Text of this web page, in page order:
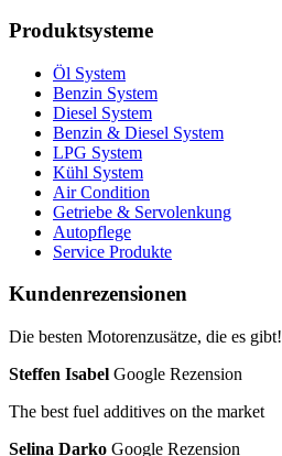
Produktsysteme
Öl System
Benzin System
Diesel System
Benzin & Diesel System
LPG System
Kühl System
Air Condition
Getriebe & Servolenkung
Autopflege
Service Produkte
Kundenrezensionen
Die besten Motorenzusätze, die es gibt!
Steffen Isabel Google Rezension
The best fuel additives on the market
Selina Darko Google Rezension